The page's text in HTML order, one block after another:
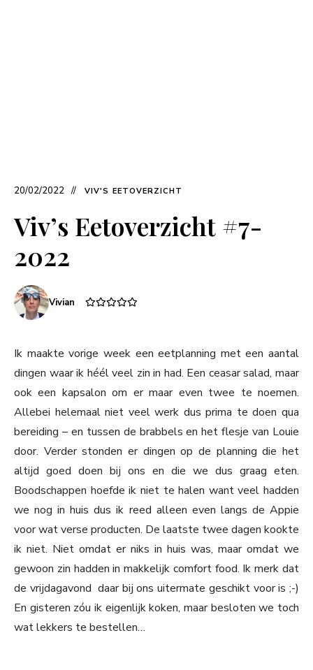
20/02/2022 VIV'S EETOVERZICHT
Viv’s Eetoverzicht #7-
2022
Vivian
Ik maakte vorige week een eetplanning met een aantal
dingen waar ik héél veel zin in had. Een ceasar salad, maar
ook een kapsalon om er maar even twee te noemen.
Allebei helemaal niet veel werk dus prima te doen qua
bereiding – en tussen de brabbels en het flesje van Louie
door. Verder stonden er dingen op de planning die het
altijd goed doen bij ons en die we dus graag eten.
Boodschappen hoefde ik niet te halen want veel hadden
we nog in huis dus ik reed alleen even langs de Appie
voor wat verse producten. De laatste twee dagen kookte
ik niet. Niet omdat er niks in huis was, maar omdat we
gewoon zin hadden in makkelijk comfort food. Ik merk dat
de vrijdagavond daar bij ons uitermate geschikt voor is ;-)
En gisteren zóu ik eigenlijk koken, maar besloten we toch
wat lekkers te bestellen…